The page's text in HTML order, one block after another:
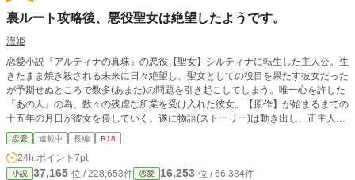
裏ルート攻略後、悪役聖女は絶望したようです。
濃姫
恋愛小説『アルティナの真珠』の悪役【聖女】シルティナに転生した主人公。生
きたまま焼き殺される未来に日々絶望し、聖女としての役目を果たす彼女だった
が予期せぬところで数多(あまた)の問題を引き起こしてしまう。唯一心を許した
『あの人』の為、数々の残虐な所業を受け入れた彼女。【原作】が始まるまでの
十五年の月日が彼女を侵していく。遂に物語(ストーリー)は動き出し、正主人公
が登場するも何故か展開が思った通りに進まない。主要キャラの皆さんはどうや
ら新たな玩具に夢中なようで？ 『あの人』と幸せになりたい悪役聖女と攻略キ
ャラ達の行き過ぎた執着が巻き起こす新たな【裏ルート】とは？！
恋愛 連載中 長編 R18
24h.ポイント 7pt
小説 37,165 位 / 228,653件 恋愛 16,253 位 / 66,334件